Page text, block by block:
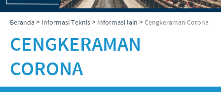
Ceva Indonesia
Sejarah kami
Visi kami
Nilai-nilai kami
Daftar Produk
Sapi
INFORMASI TEKNIS
Informasi Penyakit
Informasi lain
Disease Surveillance
BERITA & MEDIA
Berita Kegiatan
PERAN & TANGGUNG JAWAB
Beranda> Informasi Teknis> Informasi lain >Cengkeraman Corona
CENGKERAMAN
CORONA